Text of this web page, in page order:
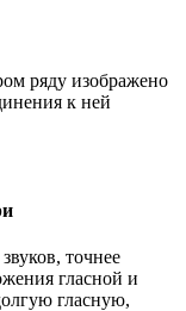
ряду изображено
к ней
точнее
гласной и
гласную,